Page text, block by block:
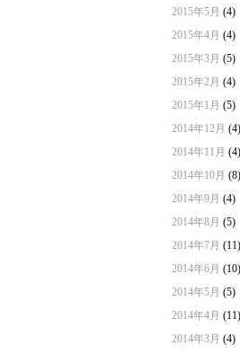
2015年5月 (4)
2015年4月 (4)
2015年3月 (5)
2015年2月 (4)
2015年1月 (5)
2014年12月 (4)
2014年11月 (4)
2014年10月 (8)
2014年9月 (4)
2014年8月 (5)
2014年7月 (11)
2014年6月 (10)
2014年5月 (5)
2014年4月 (11)
2014年3月 (4)